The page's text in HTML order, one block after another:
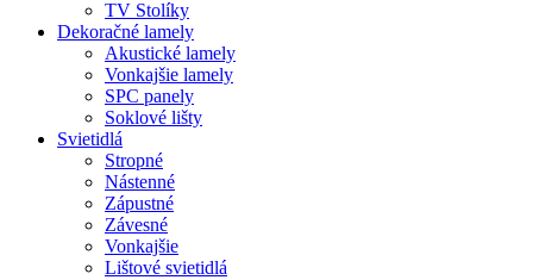
TV Stolíky
Dekoračné lamely
Akustické lamely
Vonkajšie lamely
SPC panely
Soklové lišty
Svietidlá
Stropné
Nástenné
Zápustné
Závesné
Vonkajšie
Lištové svietidlá